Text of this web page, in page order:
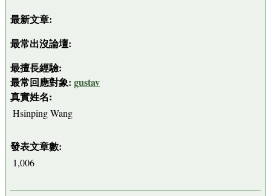
最新文章:
最常出沒論壇:
最擅長經驗:
最常回應對象: gustav
真實姓名:
Hsinping Wang
發表文章數:
1,006